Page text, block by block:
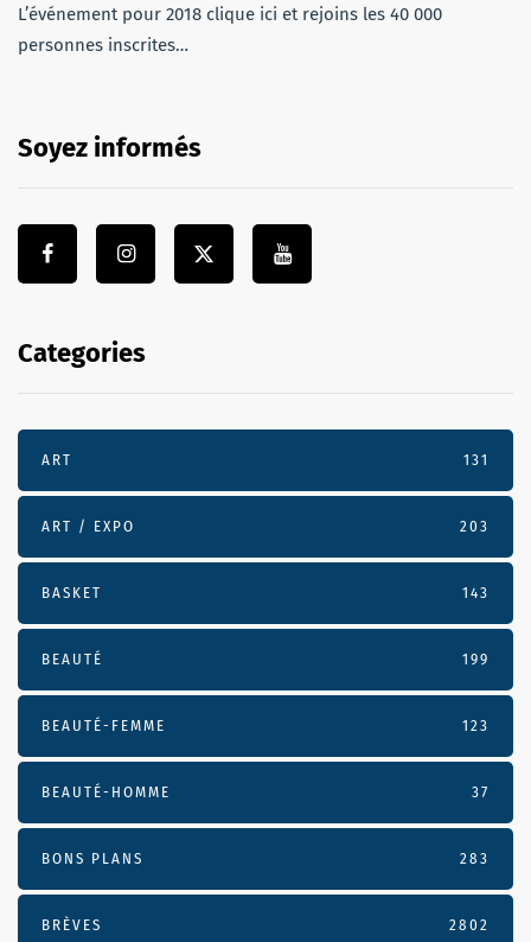
L’événement pour 2018 clique ici et rejoins les 40 000
personnes inscrites…
Soyez informés
Categories
ART 131
ART / EXPO 203
BASKET 143
BEAUTÉ 199
BEAUTÉ-FEMME 123
BEAUTÉ-HOMME 37
BONS PLANS 283
BRÈVES 2802